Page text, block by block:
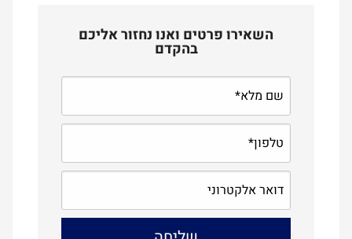
השאירו פרטים ואנו נחזור אליכם
בהקדם